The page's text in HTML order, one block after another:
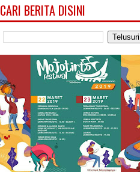
CARI BERITA DISINI